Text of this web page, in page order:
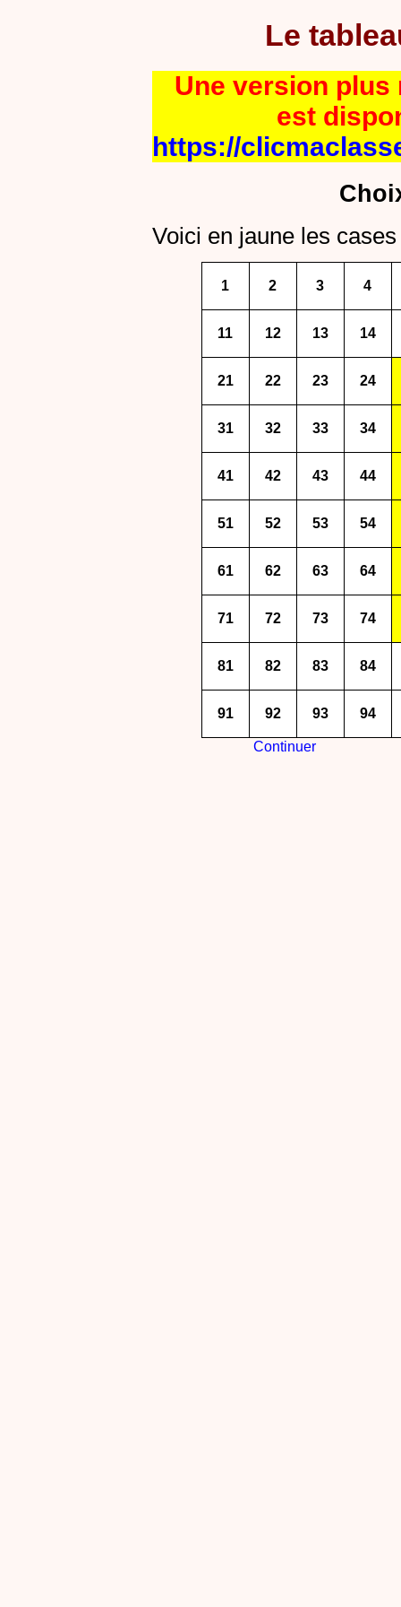
Le
Une version plus
est
https://
Voici en jaune les
1 2 3 4
11 12 13 14
21 22 23 24
31 32 33 34
41 42 43 44
51 52 53 54
61 62 63 64
71 72 73 74
81 82 83 84
91 92 93 94
Continuer